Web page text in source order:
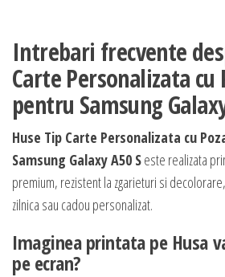
Intrebari frecvente
Carte Personalizata cu
pentru Samsung
Huse Tip Carte Personalizata cu
Samsung Galaxy A50 Seste realizata
premium, rezistent la zgarieturi si
zilnica sau cadou personalizat.
Imaginea printata pe Husa
pe ecran?